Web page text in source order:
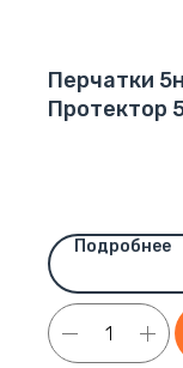
Перчатки
Протектор
Подробнее